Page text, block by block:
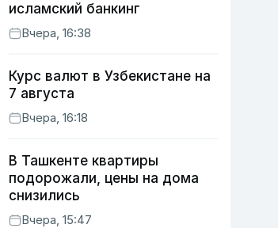
исламский банкинг
Вчера, 16:38
Курс валют в Узбекистане на
7 августа
Вчера, 16:18
В Ташкенте квартиры
подорожали, цены на дома
снизились
Вчера, 15:47